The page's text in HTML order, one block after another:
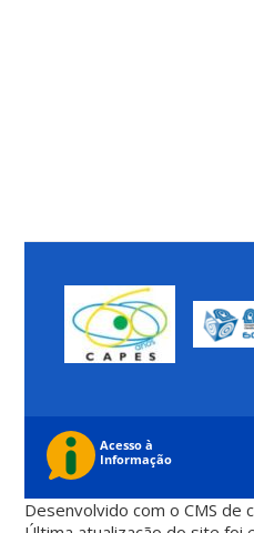
Desenvolvido com o CMS